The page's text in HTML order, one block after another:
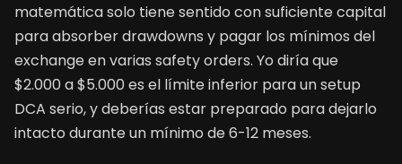
matemática solo tiene sentido con suficiente capital
para absorber drawdowns y pagar los mínimos del
exchange en varias safety orders. Yo diría que
$2.000 a $5.000 es el límite inferior para un setup
DCA serio, y deberías estar preparado para dejarlo
intacto durante un mínimo de 6-12 meses.